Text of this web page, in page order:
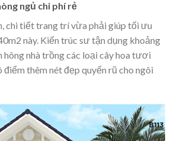
ngủ chi phí rẻ
chi tiết trang trí vừa phải giúp tối ưu
này. Kiến trúc sư tận dụng khoảng
hông nhà trồng các loại cây hoa tươi
điểm thêm nét đẹp quyến rũ cho ngôi